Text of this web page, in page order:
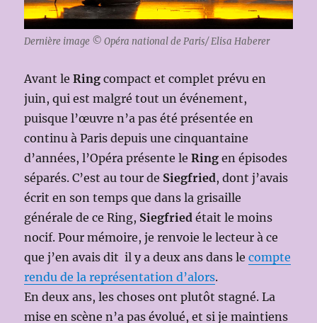
Dernière image © Opéra national de Paris/ Elisa Haberer
Avant leRing compact et complet prévu en
juin, qui est malgré tout un événement,
puisque l’œuvre n’a pas été présentée en
continu à Paris depuis une cinquantaine
d’années, l’Opéra présente leRing en épisodes
séparés. C’est au tour de Siegfried, dont j’avais
écrit en son temps que dans la grisaille
générale de ce Ring, Siegfried était le moins
nocif. Pour mémoire, je renvoie le lecteur à ce
que j’en avais dit il y a deux ans dans lecompte
rendu de la représentation d’alors.
En deux ans, les choses ont plutôt stagné. La
mise en scène n’a pas évolué, et si je maintiens